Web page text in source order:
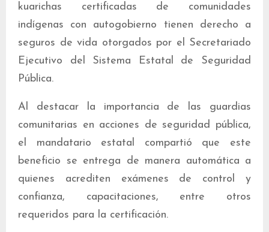
kuarichas certificadas de comunidades
indígenas con autogobierno tienen derecho a
seguros de vida otorgados por el Secretariado
Ejecutivo del Sistema Estatal de Seguridad
Pública.
Al destacar la importancia de las guardias
comunitarias en acciones de seguridad pública,
el mandatario estatal compartió que este
beneficio se entrega de manera automática a
quienes acrediten exámenes de control y
confianza, capacitaciones, entre otros
requeridos para la certificación.